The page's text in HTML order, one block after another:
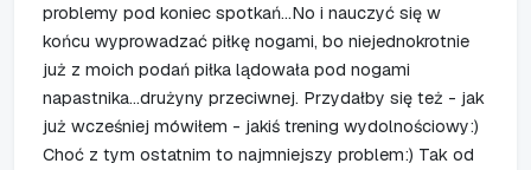
problemy pod koniec spotkań...No i nauczyć się w
końcu wyprowadzać piłkę nogami, bo niejednokrotnie
już z moich podań piłka lądowała pod nogami
napastnika...drużyny przeciwnej. Przydałby się też - jak
już wcześniej mówiłem - jakiś trening wydolnościowy:)
Choć z tym ostatnim to najmniejszy problem:) Tak od